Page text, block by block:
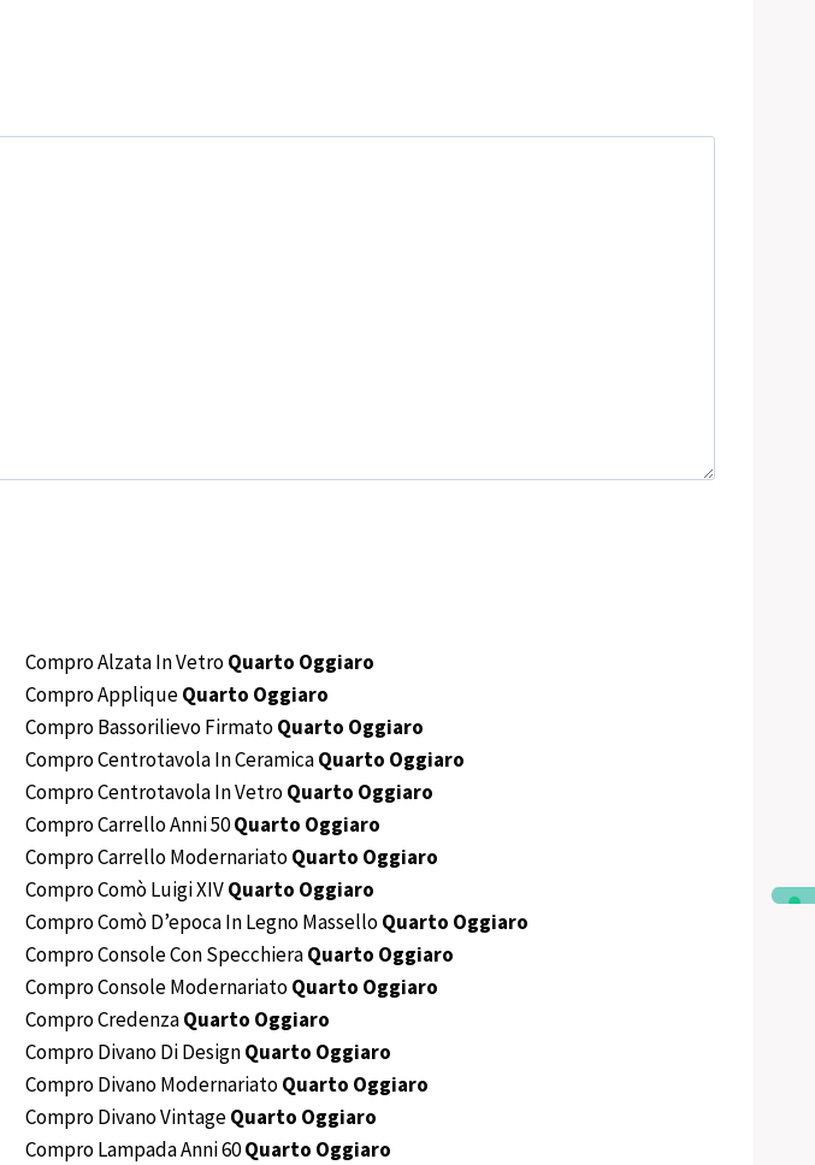
Compro Alzata In VetroQuarto Oggiaro
Compro AppliqueQuarto Oggiaro
Compro Bassorilievo FirmatoQuarto Oggiaro
Compro Centrotavola In CeramicaQuarto Oggiaro
Compro Centrotavola In VetroQuarto Oggiaro
Compro Carrello Anni 50Quarto Oggiaro
Compro Carrello ModernariatoQuarto Oggiaro
Compro Comò Luigi XIVQuarto Oggiaro
Compro Comò D’epoca In Legno MasselloQuarto Oggiaro
Compro Console Con SpecchieraQuarto Oggiaro
Compro Console ModernariatoQuarto Oggiaro
Compro CredenzaQuarto Oggiaro
Compro Divano Di DesignQuarto Oggiaro
Compro Divano ModernariatoQuarto Oggiaro
Compro Divano VintageQuarto Oggiaro
Compro Lampada Anni 60Quarto Oggiaro